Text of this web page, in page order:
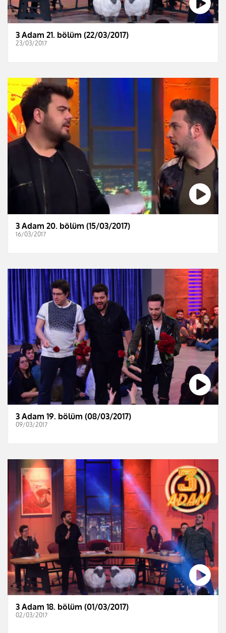
3 Adam 21. bölüm (22/03/2017)
23/03/2017
3 Adam 20. bölüm (15/03/2017)
16/03/2017
3 Adam 19. bölüm (08/03/2017)
09/03/2017
3 Adam 18. bölüm (01/03/2017)
02/03/2017